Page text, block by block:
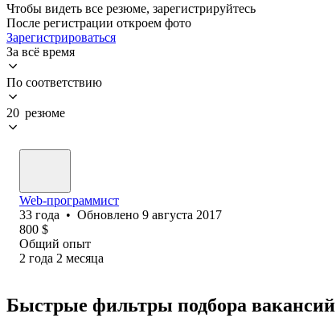
Чтобы видеть все резюме, зарегистрируйтесь
После регистрации откроем фото
Зарегистрироваться
За всё время
По соответствию
20 резюме
Web-программист
33 года • Обновлено 9 августа 2017
800 $
Общий опыт
2 года 2 месяца
Быстрые фильтры подбора вакансий